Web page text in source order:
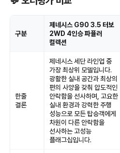
구분
제네시스 G90 3.5 터보
2WD 4인승 파퓰러
컬렉션
한줄
결론
제네시스 세단 라인업 중
가장 최상위 모델입니다.
광활한 실내 공간과 최상의
편의 사양을 갖춰 압도적인
안락함을 선사하며, 고요한
실내 환경과 강력한 주행
성능으로 모든 탑승객에게
차원이 다른 안락함을
선사하는 고성능
플래그십입니다.